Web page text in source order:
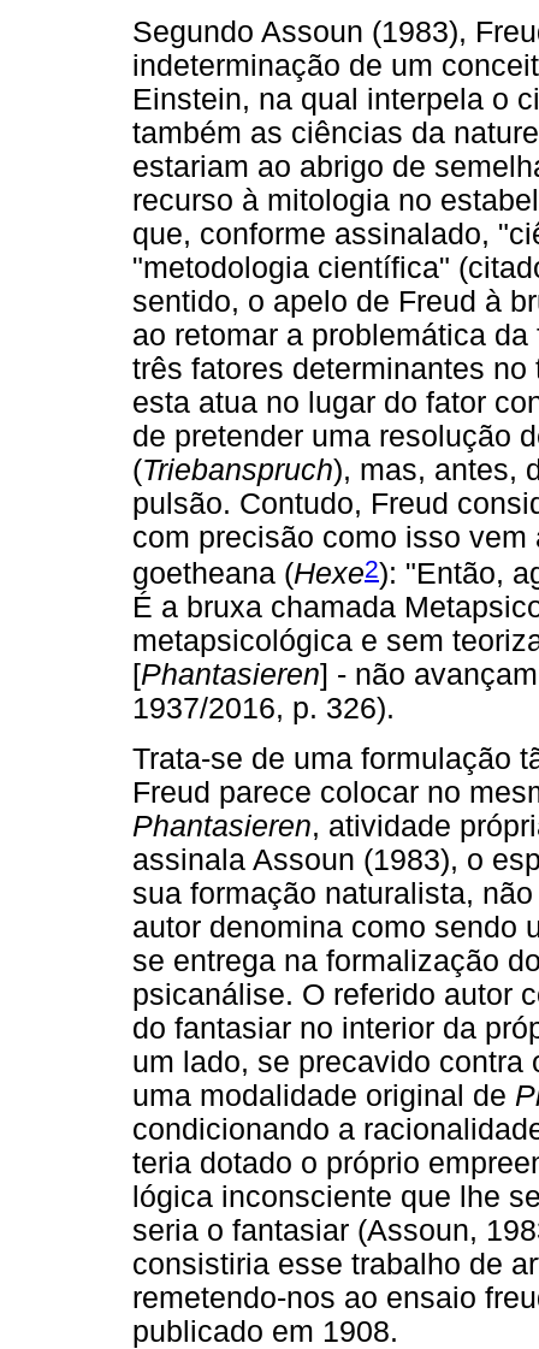
Segundo Assoun (1983),
indeterminação de um
Einstein, na qual interpela o
também as ciências da
estariam ao abrigo de
recurso à mitologia no
que, conforme assinalado,
"metodologia científica"
sentido, o apelo de Freud à
ao retomar a problemática da
três fatores determinantes
esta atua no lugar do fator
de pretender uma resolução
(Triebanspruch), mas, antes,
pulsão. Contudo, Freud
com precisão como isso
goetheana (Hexe2): "Então,
É a bruxa chamada
metapsicológica e sem
[Phantasieren] - não
1937/2016, p. 326).
Trata-se de uma formulação
Freud parece colocar no
Phantasieren, atividade
assinala Assoun (1983), o
sua formação naturalista,
autor denomina como sendo
se entrega na formalização
psicanálise. O referido autor
do fantasiar no interior da
um lado, se precavido
uma modalidade original de
condicionando a
teria dotado o próprio
lógica inconsciente que lhe
seria o fantasiar (Assoun,
consistiria esse trabalho de
remetendo-nos ao ensaio
publicado em 1908.